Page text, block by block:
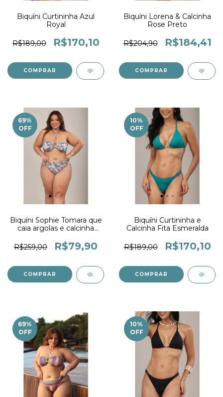
Biquíni Curtininha Azul
Royal
R$189,00 R$170,10
COMPRAR
Biquíni Lorena & Calcinha
Rose Preto
R$204,90 R$184,41
COMPRAR
69%
OFF
Biquíni Sophie Tomara que
caia argolas e calcinha
R$259,00
R$79,90
COMPRAR
10%
OFF
Biquíni Curtininha e
Calcinha Fita Esmeralda
R$189,00 R$170,10
COMPRAR
69%
OFF
10%
OFF